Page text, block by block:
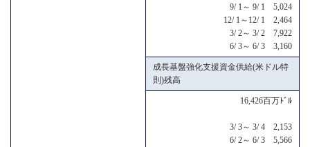
9/ 1～ 9/ 1 5,024
12/ 1～12/ 1 2,464
3/ 2～ 3/ 2 7,922
6/ 3～ 6/ 3 3,160
成長基盤強化支援資金供給(米ドル特
則)残高
16,426百万ﾄﾞﾙ
3/ 3～ 3/ 4 2,153
6/ 2～ 6/ 3 5,566